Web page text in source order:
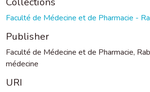
Faculté de Médecine et de Pharmacie -
Publisher
Faculté de Médecine et de Pharmacie,
médecine
URI